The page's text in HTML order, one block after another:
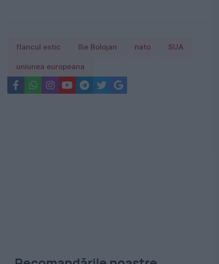
flancul estic Ilie Bolojan nato SUA
uniunea europeana